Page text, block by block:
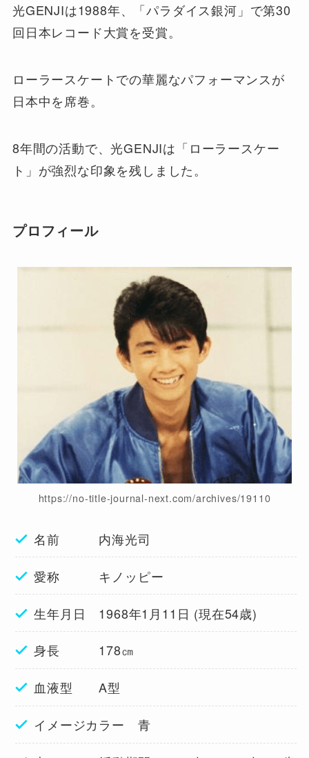
光GENJIは1988年、「パラダイス銀河」で第30
回日本レコード大賞を受賞。
ローラースケートでの華麗なパフォーマンスが
日本中を席巻。
8年間の活動で、光GENJIは「ローラースケー
ト」が強烈な印象を残しました。
プロフィール
https://no-title-journal-next.com/archives/19110
名前 内海光司
愛称 キノッピー
生年月日 1968年1月11日 (現在54歳)
身長 178㎝
血液型 A型
イメージカラー 青